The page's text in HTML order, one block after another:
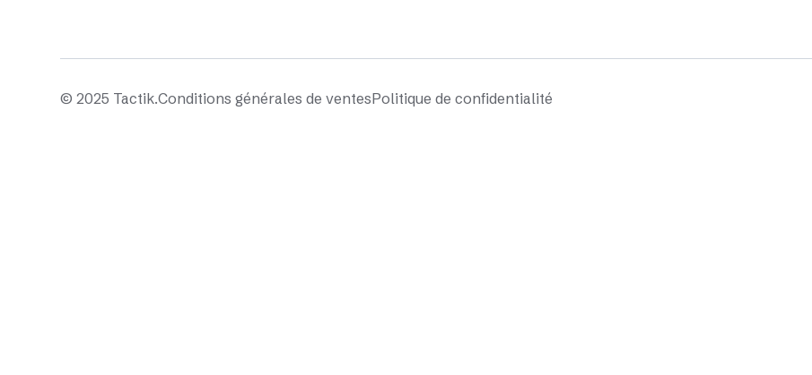
© 2025 Tactik.Conditions générales de ventesPolitique de confidentialité